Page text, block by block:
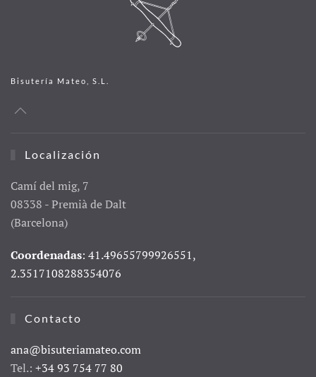
Bisutería Mateo, S.L.
Localización
Camí del mig, 7
08338 - Premià de Dalt
(Barcelona)
Coordenadas: 41.49655799926551,
2.3517108288354076
Contacto
ana@bisuteriamateo.com
Tel.: +34 93 754 77 80